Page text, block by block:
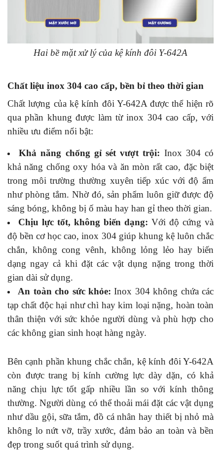
Hai bề mặt xử lý của kệ kính đôi Y-642A
Chất liệu inox 304 cao cấp, bền bỉ theo thời gian
Chất lượng của kệ kính đôi Y-642A được thể hiện rõ
qua phần khung được làm từ inox 304 cao cấp, với
nhiều ưu điểm nổi bật:
Khả năng chống gỉ sét vượt trội: Inox 304 có
khả năng chống oxy hóa và ăn mòn rất cao, đặc biệt
trong môi trường thường xuyên tiếp xúc với độ ẩm
như phòng tắm. Nhờ đó, sản phẩm luôn giữ được độ
sáng bóng, không bị ố màu hay han gỉ theo thời gian.
Chịu lực tốt, không biến dạng: Với độ cứng và
độ bền cơ học cao, inox 304 giúp khung kệ luôn chắc
chắn, không cong vênh, không lỏng lẻo hay biến
dạng ngay cả khi đặt các vật dụng nặng trong thời
gian dài sử dụng.
An toàn cho sức khỏe: Inox 304 không chứa các
tạp chất độc hại như chì hay kim loại nặng, hoàn toàn
thân thiện với sức khỏe người dùng và phù hợp cho
các không gian sinh hoạt hàng ngày.
Bên cạnh phần khung chắc chắn, kệ kính đôi Y-642A
còn được trang bị kính cường lực dày dặn, có khả
năng chịu lực tốt gấp nhiều lần so với kính thông
thường. Người dùng có thể thoải mái đặt các vật dụng
như dầu gội, sữa tắm, đồ cá nhân hay thiết bị nhỏ mà
không lo nứt vỡ, trầy xước, đảm bảo an toàn và bền
đẹp trong suốt quá trình sử dụng.